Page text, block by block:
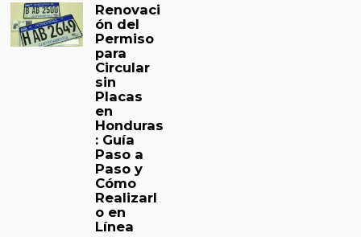
Renovaci
ón del
Permiso
para
Circular
sin
Placas
en
Honduras
: Guía
Paso a
Paso y
Cómo
Realizarl
o en
Línea